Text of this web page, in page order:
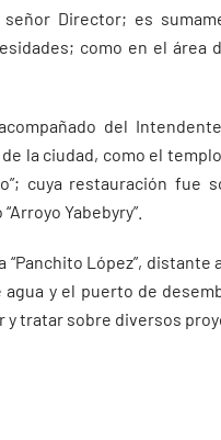
Director; es
como en el área
del Intendente
la ciudad, como el templo
cuya restauración fue
Yabebyry”.
López”,
y el puerto de
tratar sobre diversos